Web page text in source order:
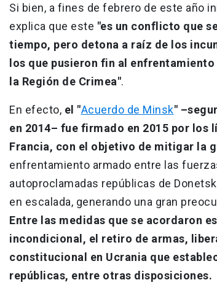
Si bien, a fines de febrero de este año
explica que este "es un conflicto que
tiempo, pero detona a raíz de los
los que pusieron fin al
la Región de Crimea".
En efecto, el "Acuerdo de Minsk"
en 2014– fue firmado en 2015 por los
Francia, con el objetivo de mitigar la
enfrentamiento armado entre las
autoproclamadas repúblicas de
en escalada, generando una gran
Entre las medidas que se acordaron
incondicional, el retiro de armas,
constitucional en Ucrania que
repúblicas, entre otras disposiciones.